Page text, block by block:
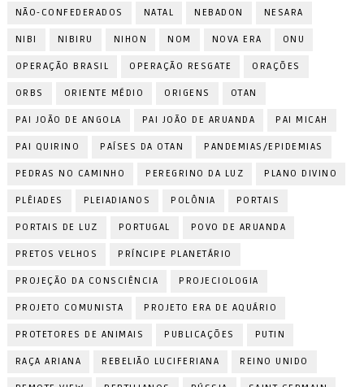
NÃO-CONFEDERADOS NATAL NEBADON NESARA
NIBI NIBIRU NIHON NOM NOVA ERA ONU
OPERAÇÃO BRASIL OPERAÇÃO RESGATE ORAÇÕES
ORBS ORIENTE MÉDIO ORIGENS OTAN
PAI JOÃO DE ANGOLA PAI JOÃO DE ARUANDA PAI MICAH
PAI QUIRINO PAÍSES DA OTAN PANDEMIAS/EPIDEMIAS
PEDRAS NO CAMINHO PEREGRINO DA LUZ PLANO DIVINO
PLÊIADES PLEIADIANOS POLÔNIA PORTAIS
PORTAIS DE LUZ PORTUGAL POVO DE ARUANDA
PRETOS VELHOS PRÍNCIPE PLANETÁRIO
PROJEÇÃO DA CONSCIÊNCIA PROJECIOLOGIA
PROJETO COMUNISTA PROJETO ERA DE AQUÁRIO
PROTETORES DE ANIMAIS PUBLICAÇÕES PUTIN
RAÇA ARIANA REBELIÃO LUCIFERIANA REINO UNIDO